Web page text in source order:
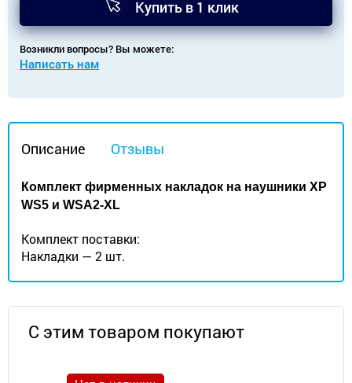
Купить в 1 клик
Возникли вопросы? Вы можете:
Написать нам
Описание Отзывы
Комплект фирменных накладок на наушники XP
WS5 и WSA2-XL
Комплект поставки:
Накладки — 2 шт.
С этим товаром покупают